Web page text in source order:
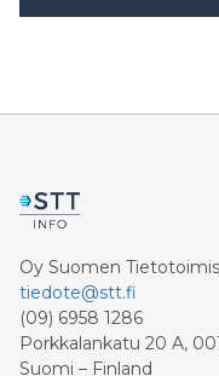
Oy Suomen
tiedote@stt.fi
(09) 6958 1286
Porkkalankatu 20 A,
Suomi – Finland